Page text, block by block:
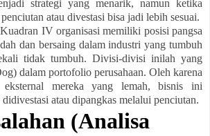
strategi yang menarik, namun ketika
atau divestasi bisa jadi lebih sesuai.
IV organisasi memiliki posisi pangsa
dan bersaing dalam industri yang tumbuh
tidak tumbuh. Divisi-divisi inilah yang
dalam portofolio perusahaan. Oleh karena
mereka yang lemah, bisnis ini
atau dipangkas melalui penciutan.
(Analisa